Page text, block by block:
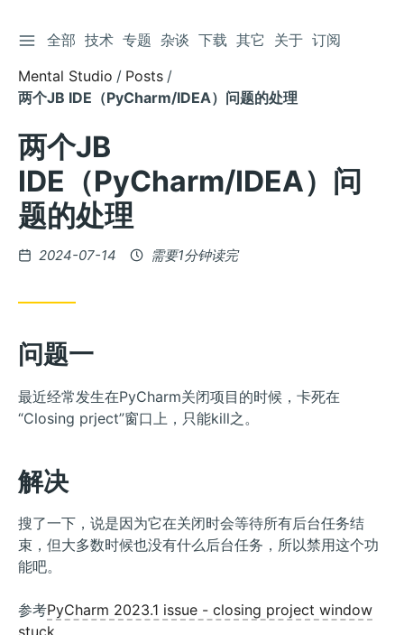
跳
到
文
切换侧边栏
全部 技术 专题 杂谈 下载 其它 关于 订阅
Mental Studio
Posts
两个JB IDE（PyCharm/IDEA）问题的处理
两个JB
IDE（PyCharm/IDEA）问
题的处理
发
2024-07-14 需要1分钟读完
问题一
最近经常发生在PyCharm关闭项目的时候，卡死在
“Closing prject”窗口上，只能kill之。
解决
搜了一下，说是因为它在关闭时会等待所有后台任务结
束，但大多数时候也没有什么后台任务，所以禁用这个功
能吧。
参考PyCharm 2023.1 issue - closing project window
stuck